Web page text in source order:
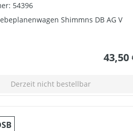
54396
Shimmns DB AG V
43,50
Derzeit nicht bestellbar